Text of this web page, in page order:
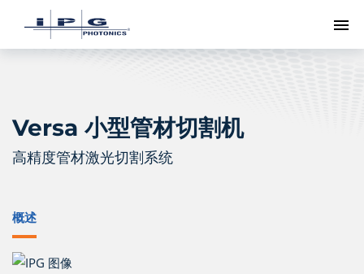
切
Versa 小型管材切割机
高精度管材激光切割系统
概述